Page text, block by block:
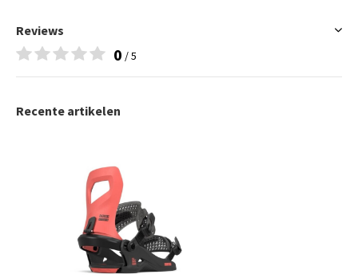
Reviews
0 / 5
Recente artikelen